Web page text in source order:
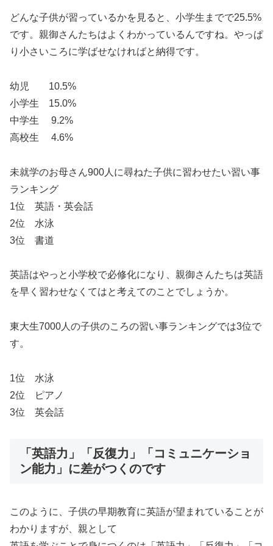
どんな子供が習っているかを見ると、小学生までで25.5%
です。親御さんたちはよくわかっているんですね。やっぱ
り小さいころに学ばせなければと納得です。
幼児 10.5%
小学生 15.0%
中学生 9.2%
高校生 4.6%
未就学のお母さん900人に尋ねた子供に習わせたい習い事
ランキング
1位 英語・英会話
2位 水泳
3位 書道
英語はやっと小学校で必修化になり、親御さんたちは英語
を早く習わせなくてはと考えてのことでしょうか。
東大生7000人の子供のころの習い事ランキングでは3位で
す。
1位 水泳
2位 ピアノ
3位 英会話
「英語力」「反復力」「コミュニケーショ
ン能力」に差がつくのです
このように、子供の早期教育に英語が望まれていることが
わかりますが、親として